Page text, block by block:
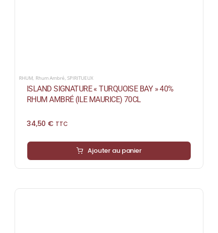
RHUM Rhum Ambré ,SPIRITUEUX
ISLAND SIGNATURE « TURQUOISE BAY » 40%
RHUM AMBRÉ (ILE MAURICE) 70CL
34,50 € TTC
Ajouter au panier